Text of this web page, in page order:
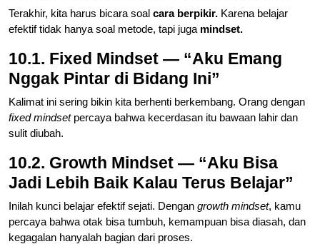
Terakhir, kita harus bicara soal cara berpikir. Karena belajar
efektif tidak hanya soal metode, tapi juga mindset.
10.1. Fixed Mindset — “Aku Emang
Nggak Pintar di Bidang Ini”
Kalimat ini sering bikin kita berhenti berkembang. Orang dengan
fixed mindsetpercaya bahwa kecerdasan itu bawaan lahir dan
sulit diubah.
10.2. Growth Mindset — “Aku Bisa
Jadi Lebih Baik Kalau Terus Belajar”
Inilah kunci belajar efektif sejati. Dengan growth mindset, kamu
percaya bahwa otak bisa tumbuh, kemampuan bisa diasah, dan
kegagalan hanyalah bagian dari proses.